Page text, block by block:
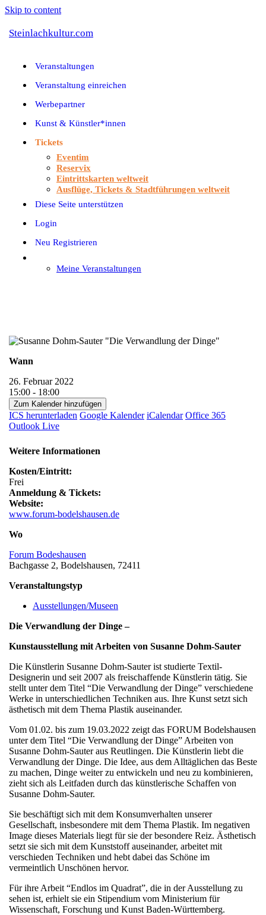
Skip to content
Steinlachkultur.com
Veranstaltungen
Veranstaltung einreichen
Werbepartner
Kunst & Künstler*innen
Tickets
Eventim
Reservix
Eintrittskarten weltweit
Ausflüge, Tickets & Stadtführungen weltweit
Diese Seite unterstützen
Login
Neu Registrieren
Meine Veranstaltungen
Wann
26. Februar 2022
15:00 - 18:00
Zum Kalender hinzufügen
ICS herunterladen Google Kalender iCalendar Office 365
Outlook Live
Weitere Informationen
Kosten/Eintritt:
Frei
Anmeldung & Tickets:
Website:
www.forum-bodelshausen.de
Wo
Forum Bodeshausen
Bachgasse 2, Bodelshausen, 72411
Veranstaltungstyp
Ausstellungen/Museen
Die Verwandlung der Dinge –
Kunstausstellung mit Arbeiten von Susanne Dohm-Sauter
Die Künstlerin Susanne Dohm-Sauter ist studierte Textil-
Designerin und seit 2007 als freischaffende Künstlerin tätig. Sie
stellt unter dem Titel “Die Verwandlung der Dinge” verschiedene
Werke in unterschiedlichen Techniken aus. Ihre Kunst setzt sich
ästhetisch mit dem Thema Plastik auseinander.
Vom 01.02. bis zum 19.03.2022 zeigt das FORUM Bodelshausen
unter dem Titel “Die Verwandlung der Dinge” Arbeiten von
Susanne Dohm-Sauter aus Reutlingen. Die Künstlerin liebt die
Verwandlung der Dinge. Die Idee, aus dem Alltäglichen das Beste
zu machen, Dinge weiter zu entwickeln und neu zu kombinieren,
zieht sich als Leitfaden durch das künstlerische Schaffen von
Susanne Dohm-Sauter.
Sie beschäftigt sich mit dem Konsumverhalten unserer
Gesellschaft, insbesondere mit dem Thema Plastik. Im negativen
Image dieses Materials liegt für sie der besondere Reiz. Ästhetisch
setzt sie sich mit dem Kunststoff auseinander, arbeitet mit
verschieden Techniken und hebt dabei das Schöne im
vermeintlich Unschönen hervor.
Für ihre Arbeit “Endlos im Quadrat”, die in der Ausstellung zu
sehen ist, erhielt sie ein Stipendium vom Ministerium für
Wissenschaft, Forschung und Kunst Baden-Württemberg.